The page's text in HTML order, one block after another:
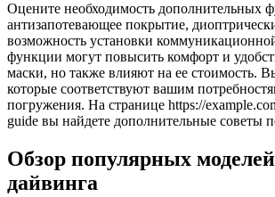
Оцените необходимость дополнительных
антизапотевающее покрытие,
возможность установки
функции могут повысить комфорт и
маски, но также влияют на ее стоимость.
которые соответствуют вашим
погружения. На странице https://
guide вы найдете дополнительные советы
Обзор популярных
дайвинга